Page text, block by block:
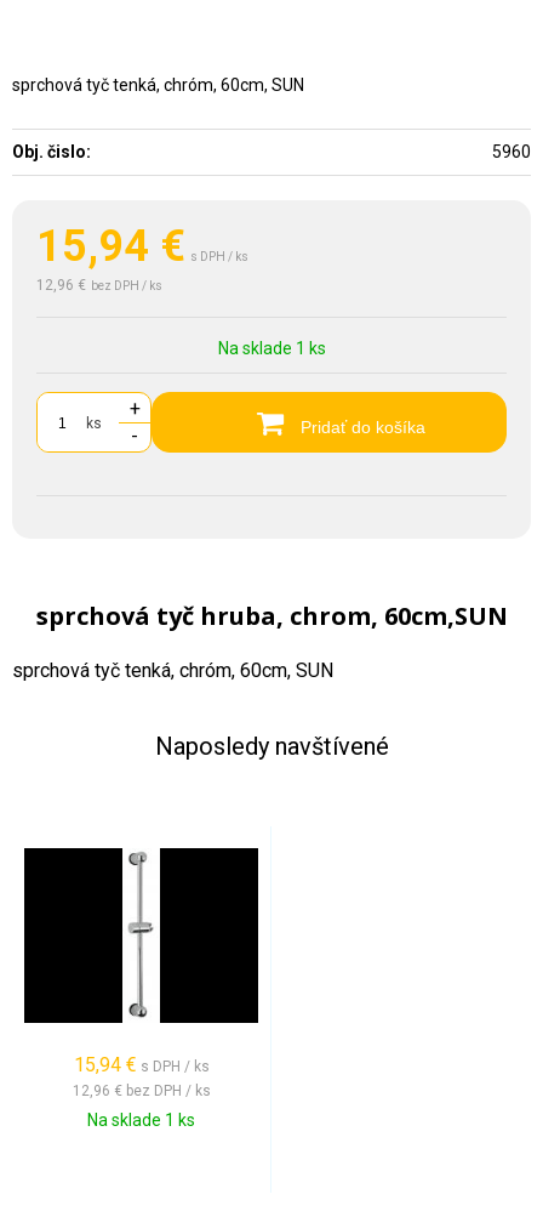
15,94 € s DPH / ks
12,96 € bez DPH / ks
Na sklade 1 ks
ks
+
-
Pridať do košíka
sprchová tyč tenká, chróm, 60cm, SUN
Obj. čislo: 5960
sprchová tyč hruba, chrom, 60cm,SUN
sprchová tyč tenká, chróm, 60cm, SUN
Naposledy navštívené
15,94 € s DPH / ks
12,96 € bez DPH / ks
Na sklade 1 ks